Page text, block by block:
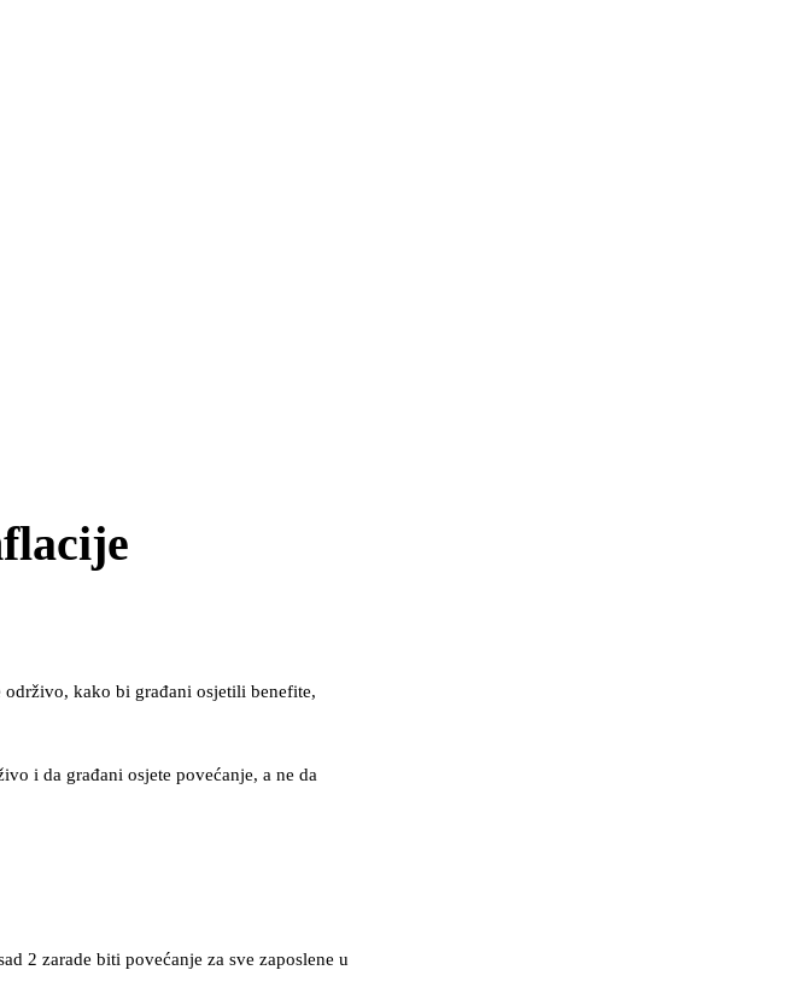
održivo, kako bi građani osjetili benefite,
i da građani osjete povećanje, a ne da
2 zarade biti povećanje za sve zaposlene u